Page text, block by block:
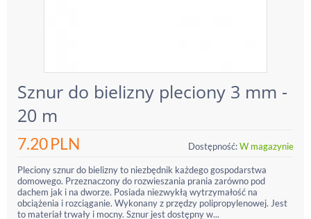
Sznur do bielizny pleciony 3 mm -
20 m
7.20PLN Dostępność:W magazynie
Pleciony sznur do bielizny to niezbędnik każdego gospodarstwa
domowego. Przeznaczony do rozwieszania prania zarówno pod
dachem jak i na dworze. Posiada niezwykłą wytrzymałość na
obciążenia i rozciąganie. Wykonany z przędzy polipropylenowej. Jest
to materiał trwały i mocny. Sznur jest dostępny w...